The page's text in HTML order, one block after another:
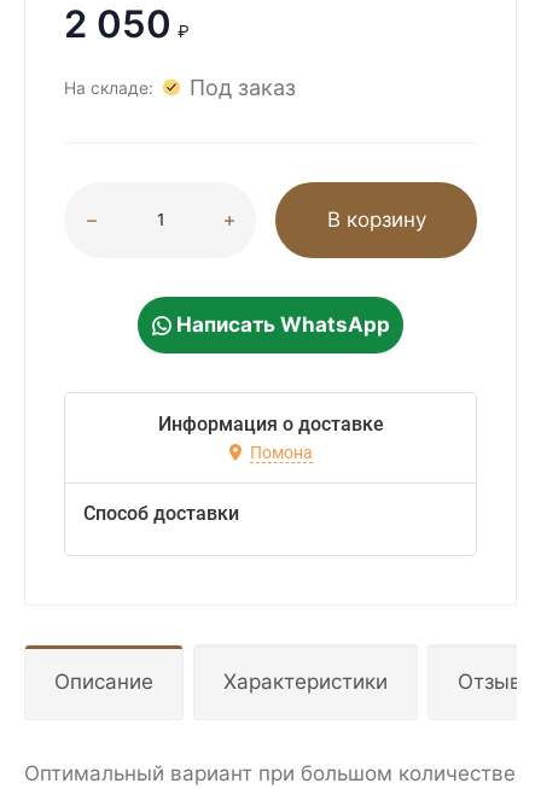
2 050 ₽
На складе: Под заказ
В корзину
Написать WhatsApp
Информация о доставке
Помона
Способ доставки
Описание Характеристики
Оптимальный вариант при большом количестве